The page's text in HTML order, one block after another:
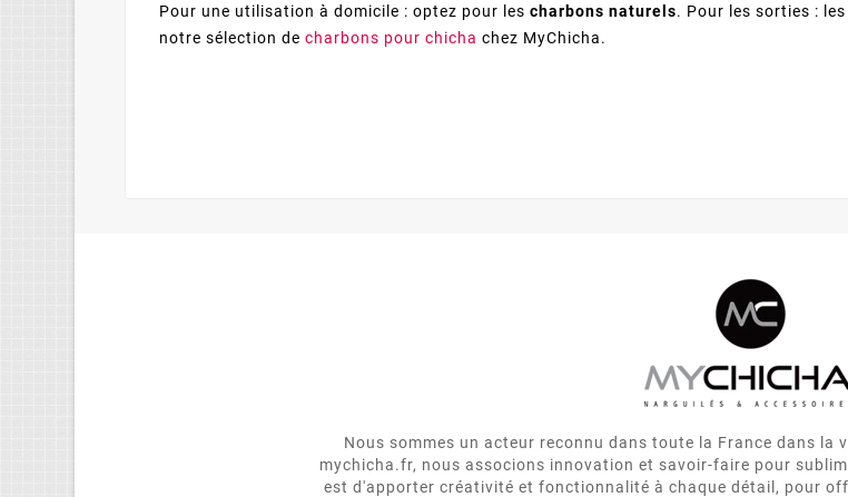
Pour une utilisation à domicile : optez pour lescharbons naturels. Pour les sorties :
notre sélection decharbons pour chicha chez MyChicha.
Nous sommes un acteur reconnu dans toute la France dans la
mychicha.fr, nous associons innovation et savoir-faire pour
est d'apporter créativité et fonctionnalité à chaque détail, pour